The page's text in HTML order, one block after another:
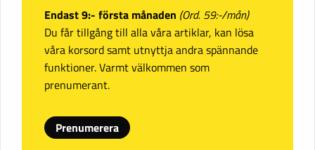
Endast 9:- första månaden (Ord. 59:-/mån)
Du får tillgång till alla våra artiklar, kan lösa
våra korsord samt utnyttja andra spännande
funktioner. Varmt välkommen som
prenumerant.
Prenumerera